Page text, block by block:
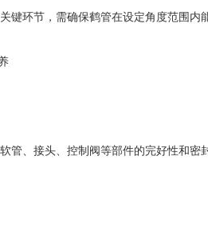
键环节，需确保鹤管在设定角度范围内
管、接头、控制阀等部件的完好性和